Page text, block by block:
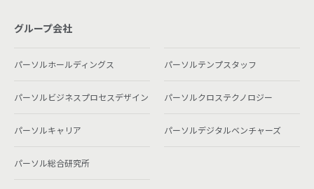
グループ会社
パーソルホールディングス パーソルテンプスタッフ
パーソルビジネスプロセスデザイン パーソルクロステクノロジー
パーソルキャリア パーソルデジタルベンチャーズ
パーソル総合研究所